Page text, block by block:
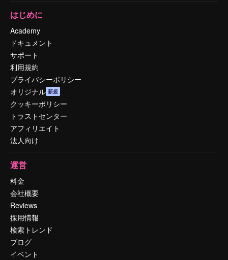
はじめに
Academy
ドキュメント
サポート
利用規約
プライバシーポリシー
オリジナル 新規
クッキーポリシー
トラストセンター
アフィリエイト
法人向け
運営
料金
会社概要
Reviews
採用情報
検索トレンド
ブログ
イベント